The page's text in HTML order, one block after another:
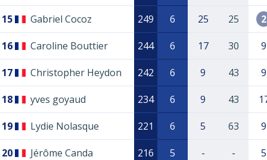
15 Gabriel Cocoz 249 6 25 25 2
16 Caroline Bouttier 244 6 17 30 9
17 Christopher Heydon 242 6 9 43 9
18 yves goyaud 234 6 9 43
19 Lydie Nolasque 221 6 5 63 9
20 Jérôme Canda 216 5 - - 5